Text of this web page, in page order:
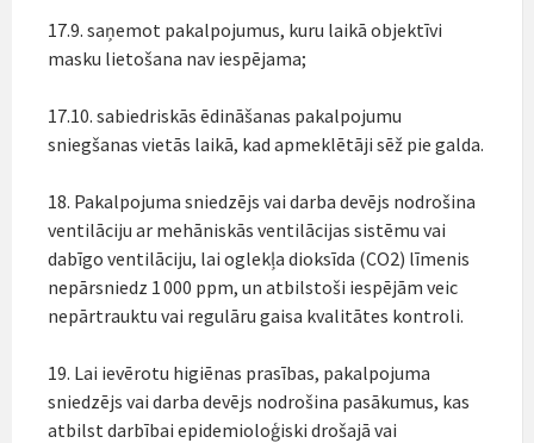
17.9. saņemot pakalpojumus, kuru laikā objektīvi
masku lietošana nav iespējama;
17.10. sabiedriskās ēdināšanas pakalpojumu
sniegšanas vietās laikā, kad apmeklētāji sēž pie galda.
18. Pakalpojuma sniedzējs vai darba devējs nodrošina
ventilāciju ar mehāniskās ventilācijas sistēmu vai
dabīgo ventilāciju, lai oglekļa dioksīda (CO2) līmenis
nepārsniedz 1 000 ppm, un atbilstoši iespējām veic
nepārtrauktu vai regulāru gaisa kvalitātes kontroli.
19. Lai ievērotu higiēnas prasības, pakalpojuma
sniedzējs vai darba devējs nodrošina pasākumus, kas
atbilst darbībai epidemioloģiski drošajā vai